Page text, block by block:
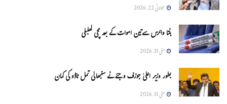
جولائی 22, 2026
ہنتا وائرس سےتین اموات کے بعد مچی کھلبلی
مئی 11, 2026
بطور وزیر اعلیٰ جوزف وجئے نے سنبھالی تمل ناڈو کی کمان
مئی 11, 2026